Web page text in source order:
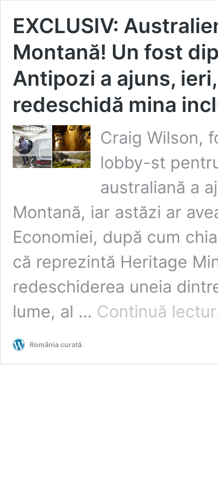
EXCLUSIV:
Montană! Un fost
Antipozi a ajuns,
redeschidă mina
Craig Wilson,
lobby-st
australiană a
Montană, iar astăzi ar
Economiei, după cum
că reprezintă Heritage
redeschiderea uneia
lume, al … Continuă
România curată